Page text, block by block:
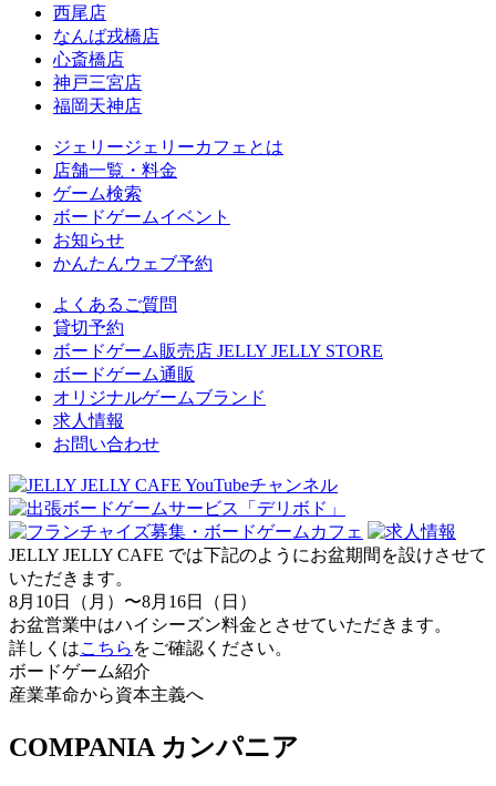
西尾店
なんば戎橋店
心斎橋店
神戸三宮店
福岡天神店
ジェリージェリーカフェとは
店舗一覧・料金
ゲーム検索
ボードゲームイベント
お知らせ
かんたんウェブ予約
よくあるご質問
貸切予約
ボードゲーム販売店 JELLY JELLY STORE
ボードゲーム通販
オリジナルゲームブランド
求人情報
お問い合わせ
JELLY JELLY CAFE では下記のようにお盆期間を設けさせて
いただきます。
8月10日（月）〜8月16日（日）
お盆営業中はハイシーズン料金とさせていただきます。
詳しくはこちら をご確認ください。
ボードゲーム紹介
産業革命から資本主義へ
COMPANIA カンパニア